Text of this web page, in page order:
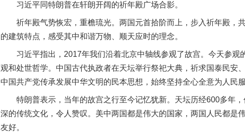
习近平同特朗普在轩朗开阔的祈年殿广场合影。
祈年殿气势恢宏，重檐琉光。两国元首拾阶而上，步入祈年殿，
的建筑特点，感受其中和谐万物、顺天应时的理念。
习近平指出，2017年我们沿着北京中轴线参观了故宫。今天参观
观和处世哲学。中国古代执政者在天坛举行祭祀大典，祈求国泰民安
中国共产党传承发展中华文明的民本思想，始终坚持全心全意为人民
特朗普表示，当年的故宫之行至今记忆犹新。天坛历经600多年，
深的传统文化，令人赞叹。美中两国都是伟大的国家，两国人民都是
友好。
在谋一域中谋全局